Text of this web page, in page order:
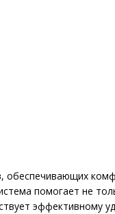
обеспечивающих
помогает не
эффективному